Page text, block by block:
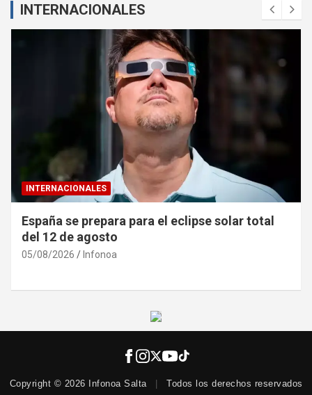
INTERNACIONALES
INTERNACIONALES
España se prepara para el eclipse solar total
del 12 de agosto
05/08/2026 Infonoa
Copyright © 2026 Infonoa Salta Todos los derechos reservados